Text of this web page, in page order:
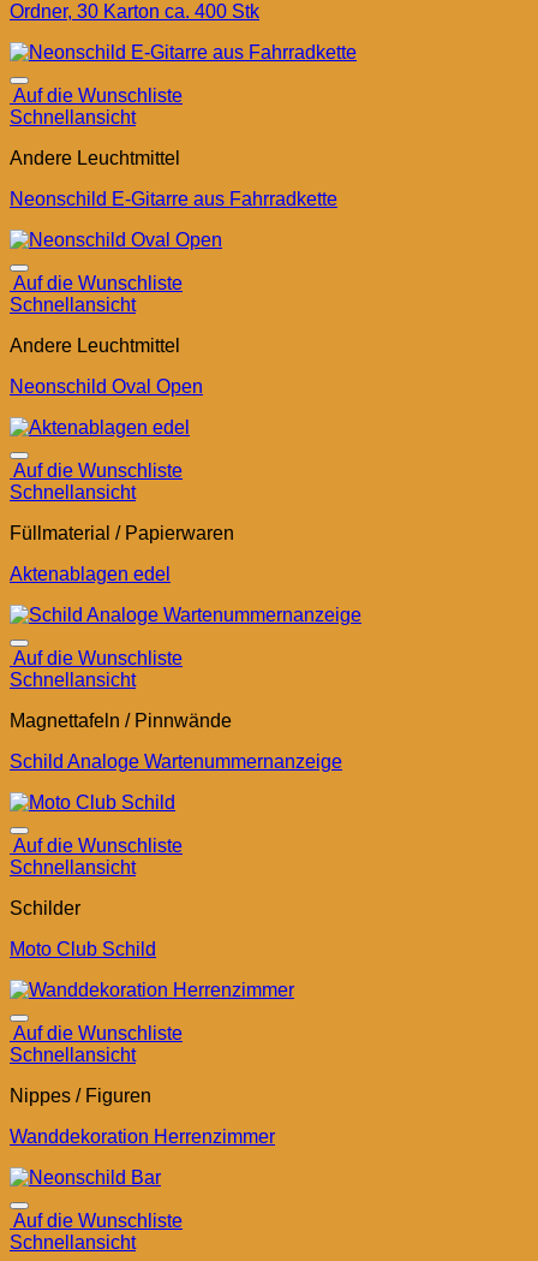
Ordner, 30 Karton ca. 400 Stk
Auf die Wunschliste
Schnellansicht
Andere Leuchtmittel
Neonschild E-Gitarre aus Fahrradkette
Auf die Wunschliste
Schnellansicht
Andere Leuchtmittel
Neonschild Oval Open
Auf die Wunschliste
Schnellansicht
Füllmaterial / Papierwaren
Aktenablagen edel
Auf die Wunschliste
Schnellansicht
Magnettafeln / Pinnwände
Schild Analoge Wartenummernanzeige
Auf die Wunschliste
Schnellansicht
Schilder
Moto Club Schild
Auf die Wunschliste
Schnellansicht
Nippes / Figuren
Wanddekoration Herrenzimmer
Auf die Wunschliste
Schnellansicht